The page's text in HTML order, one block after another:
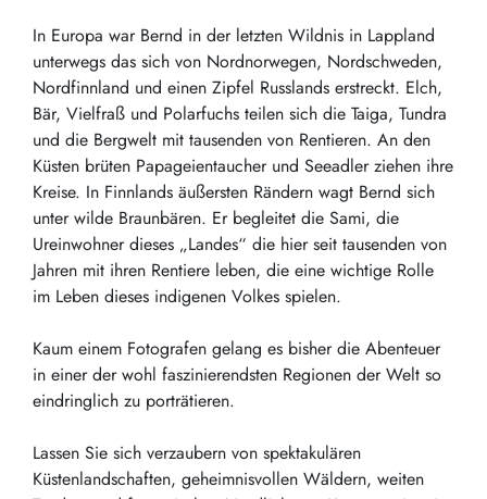
In Europa war Bernd in der letzten Wildnis in Lappland
unterwegs das sich von Nordnorwegen, Nordschweden,
Nordfinnland und einen Zipfel Russlands erstreckt. Elch,
Bär, Vielfraß und Polarfuchs teilen sich die Taiga, Tundra
und die Bergwelt mit tausenden von Rentieren. An den
Küsten brüten Papageientaucher und Seeadler ziehen ihre
Kreise. In Finnlands äußersten Rändern wagt Bernd sich
unter wilde Braunbären. Er begleitet die Sami, die
Ureinwohner dieses „Landes“ die hier seit tausenden von
Jahren mit ihren Rentiere leben, die eine wichtige Rolle
im Leben dieses indigenen Volkes spielen.
Kaum einem Fotografen gelang es bisher die Abenteuer
in einer der wohl faszinierendsten Regionen der Welt so
eindringlich zu porträtieren.
Lassen Sie sich verzaubern von spektakulären
Küstenlandschaften, geheimnisvollen Wäldern, weiten